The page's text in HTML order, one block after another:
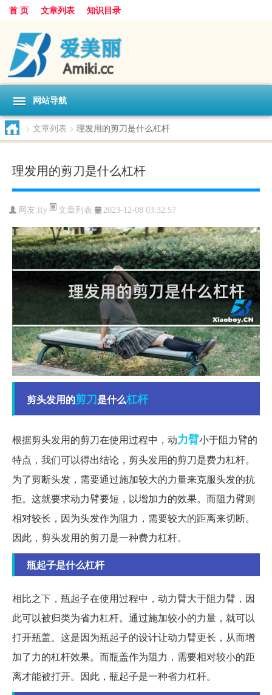
首 页 文章列表 知识目录
网站导航
> 文章列表 > 理发用的剪刀是什么杠杆
理发用的剪刀是什么杠杆
网友: lfy 文章列表 2023-12-08 03:32:57
剪头发用的剪刀是什么杠杆
根据剪头发用的剪刀在使用过程中，动力臂小于阻力臂的
特点，我们可以得出结论，剪头发用的剪刀是费力杠杆。
为了剪断头发，需要通过施加较大的力量来克服头发的抗
拒。这就要求动力臂要短，以增加力的效果。而阻力臂则
相对较长，因为头发作为阻力，需要较大的距离来切断。
因此，剪头发用的剪刀是一种费力杠杆。
瓶起子是什么杠杆
相比之下，瓶起子在使用过程中，动力臂大于阻力臂，因
此可以被归类为省力杠杆。通过施加较小的力量，就可以
打开瓶盖。这是因为瓶起子的设计让动力臂更长，从而增
加了力的杠杆效果。而瓶盖作为阻力，需要相对较小的距
离才能被打开。因此，瓶起子是一种省力杠杆。